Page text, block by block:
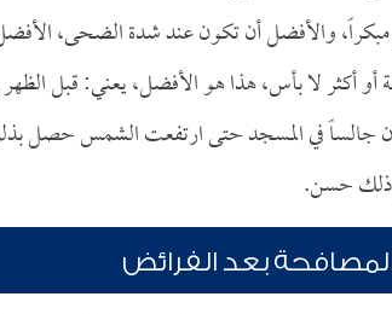
والأفضل أن تكون عند شدة الضحى،
أكثر لا بأس، هذا هو الأفضل، يعني: قبل
جالساً في المسجد حتى ارتفعت الشمس حصل
ذلك حسن.
بعد الفرائض